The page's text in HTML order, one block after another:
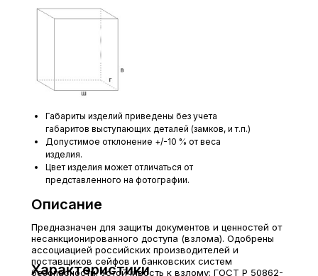
Описание
Предназначен для защиты документов и ценностей от
несанкционированного доступа (взлома). Одобрены
ассоциацией российских производителей и
поставщиков сейфов и банковских систем
безопасности. Устойчивость к взлому: ГОСТ Р 50862-
Габариты изделий приведены без учета
габаритов выступающих деталей (замков, и т.п.)
Допустимое отклонение +/-10 % от веса
изделия.
Цвет изделия может отличаться от
представленного на фотографии.
Характеристики